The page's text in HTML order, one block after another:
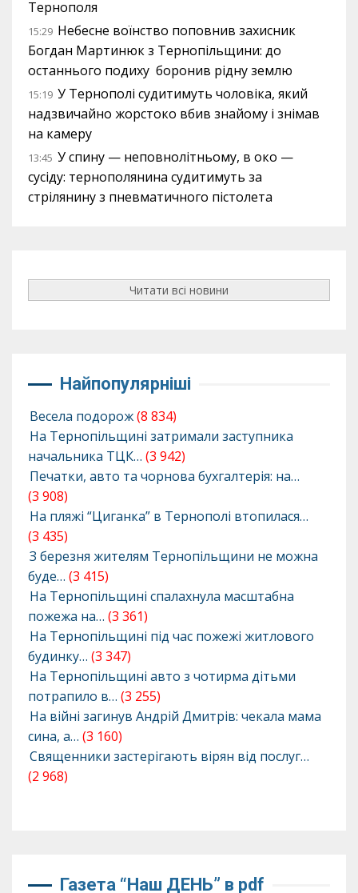
Тернополя
15:29 Небесне воїнство поповнив захисник
Богдан Мартинюк з Тернопільщини: до
останнього подиху боронив рідну землю
15:19 У Тернополі судитимуть чоловіка, який
надзвичайно жорстоко вбив знайому і знімав
на камеру
13:45 У спину — неповнолітньому, в око —
сусіду: тернополянина судитимуть за
стрілянину з пневматичного пістолета
Читати всі новини
Найпопулярніші
Весела подорож(8 834)
На Тернопільщині затримали заступника
начальника ТЦК… (3 942)
Печатки, авто та чорнова бухгалтерія: на…
(3 908)
На пляжі “Циганка” в Тернополі втопилася…
(3 435)
З березня жителям Тернопільщини не можна
буде… (3 415)
На Тернопільщині спалахнула масштабна
пожежа на… (3 361)
На Тернопільщині під час пожежі житлового
будинку… (3 347)
На Тернопільщині авто з чотирма дітьми
потрапило в… (3 255)
На війні загинув Андрій Дмитрів: чекала мама
сина, а… (3 160)
Священники застерігають вірян від послуг…
(2 968)
Газета “Наш ДЕНЬ” в pdf